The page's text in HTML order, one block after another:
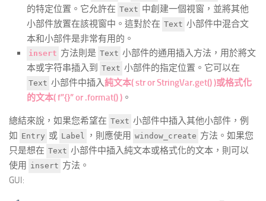
的特定位置。它允許在 Text 中創建一個視窗，並將其他
小部件放置在該視窗中。這對於在 Text 小部件中混合文
本和小部件是非常有用的。
insert 方法則是 Text 小部件的通用插入方法，用於將文
本或字符串插入到
Text 小部件的指定位置。它可以在
Text 小部件中插入純文本( str or StringVar.get() )或格式化
的文本( f”{}” or .format() ) 。
總結來說，如果您希望在 Text 小部件中插入其他小部件，例
如 Entry 或 Label ，則應使用 window_create 方法。如果您
只是想在 Text 小部件中插入純文本或格式化的文本，則可以
使用 insert 方法。
GUI: